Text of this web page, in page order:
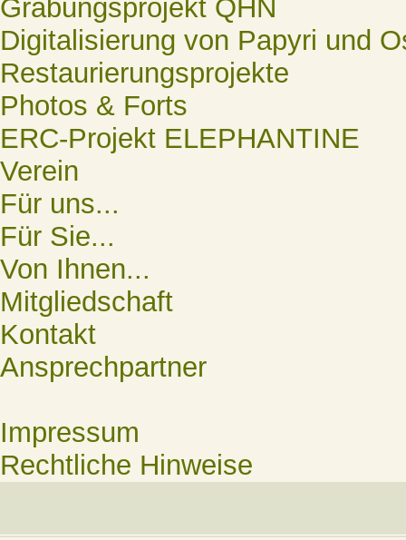
Grabungsprojekt QHN
Digitalisierung von Papyri und
Restaurierungsprojekte
Photos & Forts
ERC-Projekt ELEPHANTINE
Verein
Für uns...
Für Sie...
Von Ihnen...
Mitgliedschaft
Kontakt
Ansprechpartner
Impressum
Rechtliche Hinweise